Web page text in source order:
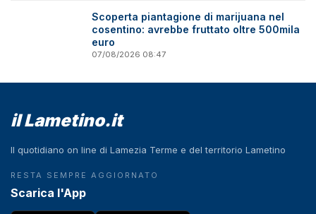
Scoperta piantagione di marijuana nel
cosentino: avrebbe fruttato oltre 500mila
euro
07/08/2026 08:47
il Lametino.it
Il quotidiano on line di Lamezia Terme e del territorio Lametino
RESTA SEMPRE AGGIORNATO
Scarica l'App